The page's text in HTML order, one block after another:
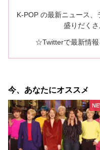
K-POP の最新ニュース
盛りだくさ
☆Twitterで最新情報
今、あなたにオススメ